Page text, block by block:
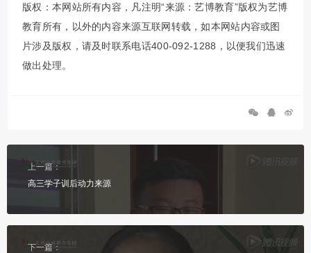
版权：本网站所有内容，凡注明“来源：艺博教育”版权为艺博
教育所有，以外的内容来源互联网转载，如本网站内容或图
片涉及版权，请及时联系电话400-092-1288，以便我们迅速
做出处理。
上一篇：
高三学子训后动力来源
下一篇：